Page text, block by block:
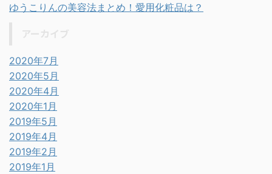
ゆうこりんの美容法まとめ！愛用化粧品は？
2020年7月
2020年5月
2020年4月
2020年1月
2019年5月
2019年4月
2019年2月
2019年1月